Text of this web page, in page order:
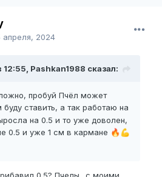
апреля, 2024
Pashkan1988 сказал:
пробуй Пчёл может
буду ставить, а так работаю на
на 0.5 и то уже доволен,
0.5 и уже 1 см в кармане 🔥 💪
0.5? Пчелы.. с моими